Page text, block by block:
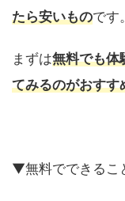
たら安いものです。
まずは無料でも体
てみるのがおすす
▼無料でできるこ